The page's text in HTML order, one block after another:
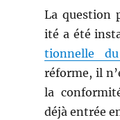
La ques­tion
ité a été
tion­nelle
réforme, il
la
déjà entrée